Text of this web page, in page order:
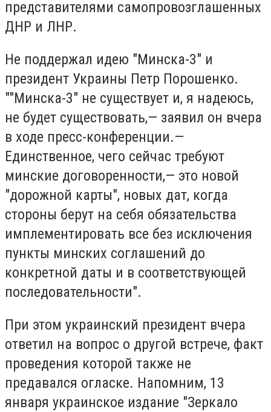
представителями самопровозглашенных
ДНР и ЛНР.
Не поддержал идею "Минска-3" и
президент Украины Петр Порошенко.
""Минска-3" не существует и, я надеюсь,
не будет существовать,— заявил он вчера
в ходе пресс-конференции.—
Единственное, чего сейчас требуют
минские договоренности,— это новой
"дорожной карты", новых дат, когда
стороны берут на себя обязательства
имплементировать все без исключения
пункты минских соглашений до
конкретной даты и в соответствующей
последовательности".
При этом украинский президент вчера
ответил на вопрос о другой встрече, факт
проведения которой также не
предавался огласке. Напомним, 13
января украинское издание "Зеркало